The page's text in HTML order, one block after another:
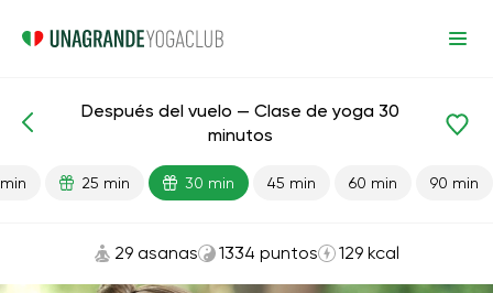
Lecciones preparadas Viaje
Después del vuelo — Clase de yoga 30
minutos
25 min 30 min 45 min 60 min 90 min
29 asanas 1334 puntos 129 kcal